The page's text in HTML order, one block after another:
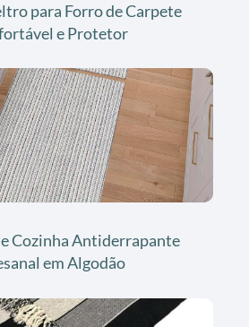
para Forro de Carpete
e Protetor
Cozinha Antiderrapante
em Algodão